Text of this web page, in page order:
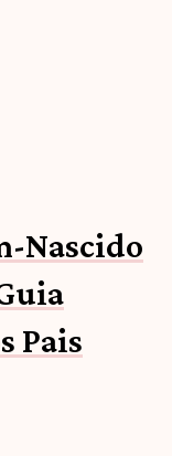
Nascido
Pais